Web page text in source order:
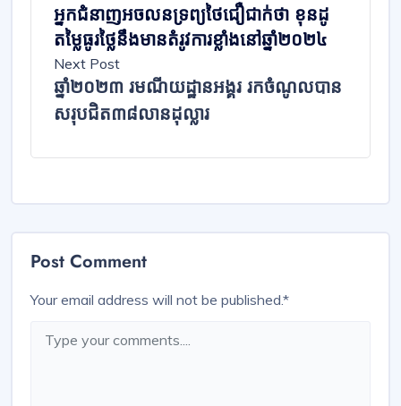
អ្នកជំនាញអចលនទ្រព្យថៃជឿជាក់ថា ខុនដូ
តម្លៃធូរថ្លៃនឹងមានតំរូវការខ្លាំងនៅឆ្នាំ២០២៤
Next Post
ឆ្នាំ២០២៣ រមណីយដ្ឋានអង្គរ រកចំណូលបាន
សរុបជិត៣៨លានដុល្លារ
Post Comment
Your email address will not be published.*